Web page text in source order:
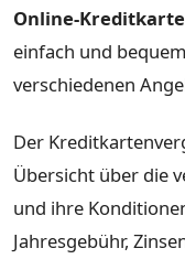
Online-
einfach und
verschiedenen
Der
Übersicht über die
und ihre
Jahresgebühr,